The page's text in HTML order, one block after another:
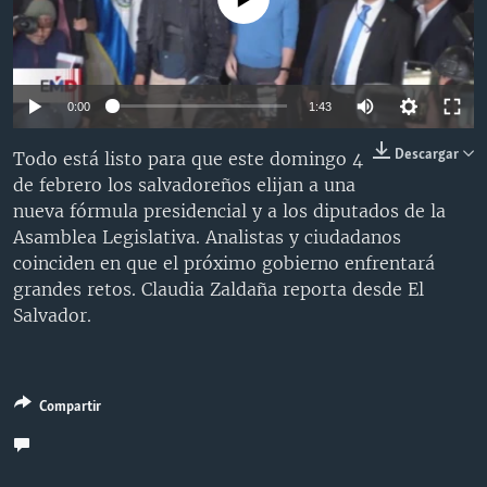
VENEZUELA
BRASIL
NICARAGUA
ECONOMÍA
ENTRETENIMIENTO Y CULTURA
TECNOLOGÍA
CIENCIA Y SALUD
MULTIMEDIA
VIDEOS
FOTOGRAFÍA
PROGRAMAS TV
EL MUNDO AL DÍA
VISIÓN 360
LAS CLAVES
PANORAMA
RADIO
AUDIONOTICIAS
BUENOS DÍAS AMÉRICA
ESTADOS UNIDOS AL DÍA
EL MUNDO AL DÍA [RADIO]
NOTA ECONÓMICA
DOCUMENTALES DE LA VOA
Learning English
SÍGANOS
0:00 1:43
Descargar
Todo está listo para que este domingo 4
de febrero los salvadoreños elijan a una
nueva fórmula presidencial y a los diputados de la
Asamblea Legislativa. Analistas y ciudadanos
coinciden en que el próximo gobierno enfrentará
grandes retos. Claudia Zaldaña reporta desde El
Salvador.
Compartir